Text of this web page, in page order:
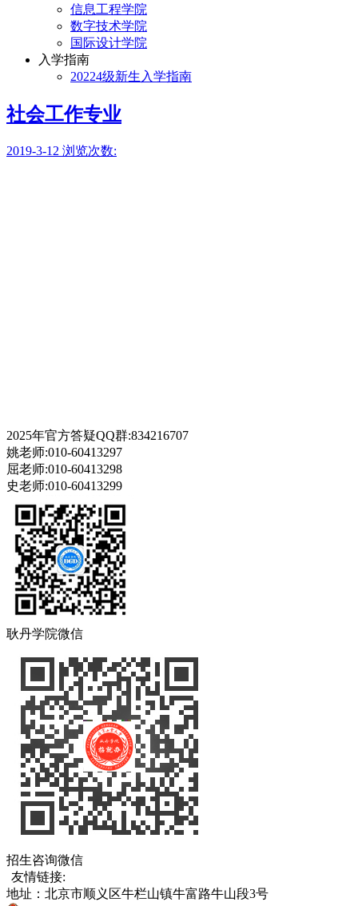
信息工程学院
数字技术学院
国际设计学院
入学指南
20224级新生入学指南
社会工作专业
2019-3-12 浏览次数:
2025年官方答疑QQ群:834216707
姚老师:010-60413297
屈老师:010-60413298
史老师:010-60413299
耿丹学院微信
招生咨询微信
友情链接:
地址：北京市顺义区牛栏山镇牛富路牛山段3号